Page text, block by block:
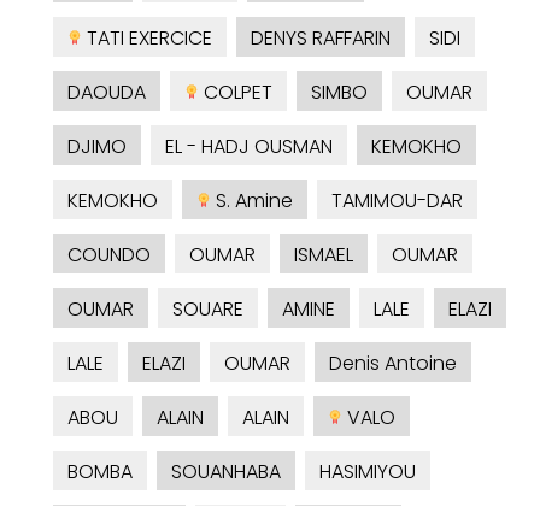
TATI EXERCICE
DENYS RAFFARIN
SIDI
DAOUDA
COLPET SIMBO
OUMAR
DJIMO
EL - HADJ OUSMAN
KEMOKHO
KEMOKHO
S. Amine
TAMIMOU-DAR
COUNDO
OUMAR ISMAEL
OUMAR
OUMAR
SOUARE AMINE LALE
ELAZI
LALE
ELAZI OUMAR
Denis Antoine
ABOU
ALAIN ALAIN
VALO
BOMBA
SOUANHABA
HASIMIYOU